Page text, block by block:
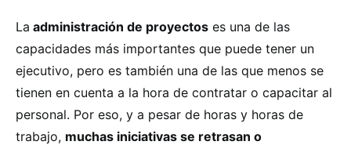
La administración de proyectos es una de las
capacidades más importantes que puede tener un
ejecutivo, pero es también una de las que menos se
tienen en cuenta a la hora de contratar o capacitar al
personal. Por eso, y a pesar de horas y horas de
trabajo, muchas iniciativas se retrasan o